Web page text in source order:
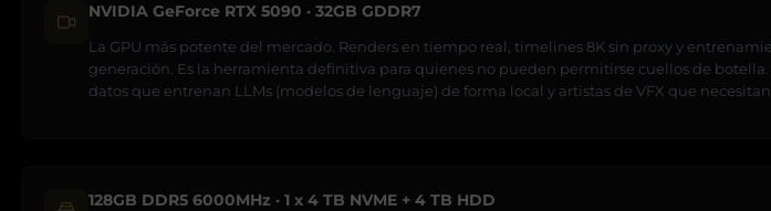
NVIDIA GeForce RTX 5090 · 32GB GDDR7
La GPU más potente del mercado. Renders en tiempo real, timelines 8K sin proxy y
generación. Es la herramienta definitiva para quienes no pueden permitirse cuellos de
datos que entrenan LLMs (modelos de lenguaje) de forma local y artistas de VFX que
128GB DDR5 6000MHz · 1 x 4 TB NVME + 4 TB HDD